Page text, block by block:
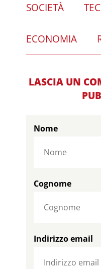
SOCIETÀ
ECONOMIA
LASCIA UN
Nome
Cognome
Indirizzo email